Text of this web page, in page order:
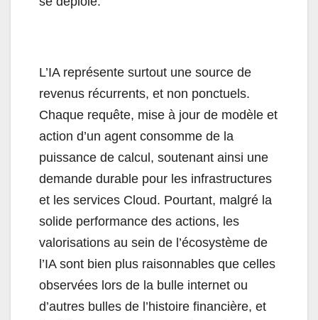
L’IA représente surtout une source de
revenus récurrents, et non ponctuels.
Chaque requête, mise à jour de modèle et
action d’un agent consomme de la
puissance de calcul, soutenant ainsi une
demande durable pour les infrastructures
et les services Cloud. Pourtant, malgré la
solide performance des actions, les
valorisations au sein de l’écosystème de
l’IA sont bien plus raisonnables que celles
observées lors de la bulle internet ou
d’autres bulles de l’histoire financière, et